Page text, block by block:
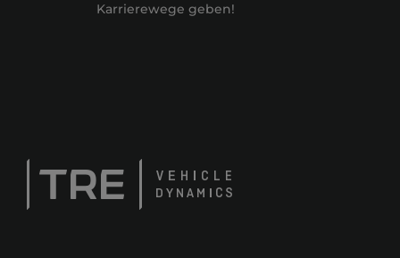
Karrierewege geben!